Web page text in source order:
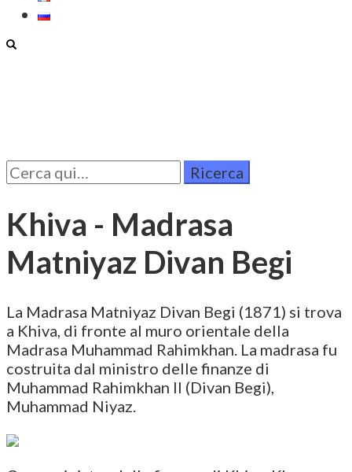
Cerca
per:
Khiva - Madrasa
Matniyaz Divan Begi
La Madrasa Matniyaz Divan Begi (1871) si trova
a Khiva, di fronte al muro orientale della
Madrasa Muhammad Rahimkhan. La madrasa fu
costruita dal ministro delle finanze di
Muhammad Rahimkhan II (Divan Begi),
Muhammad Niyaz.